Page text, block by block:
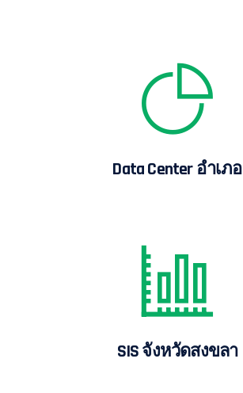
Data Center อำเภอ
SIS จังหวัดสงขลา